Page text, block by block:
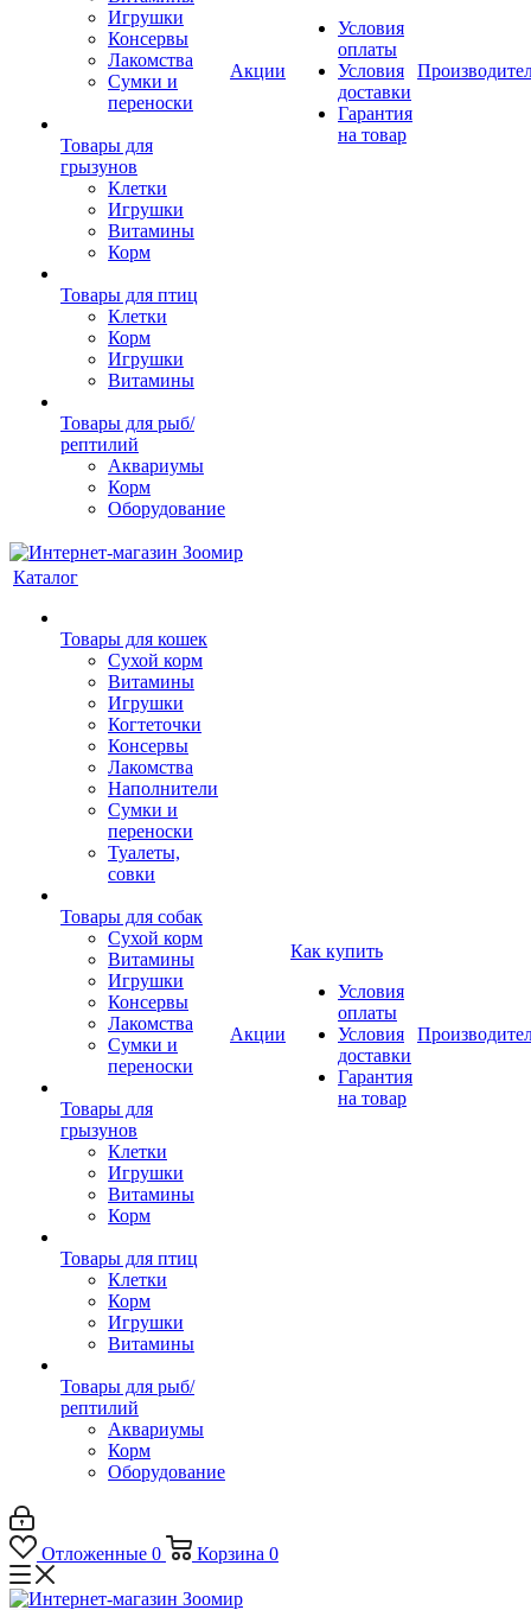
Игрушки
Консервы
Лакомства
Сумки и
переноски
Товары для
грызунов
Клетки
Игрушки
Витамины
Корм
Товары для птиц
Клетки
Корм
Игрушки
Витамины
Товары для рыб/
рептилий
Аквариумы
Корм
Оборудование
Акции
Условия
оплаты
Условия
доставки
Гарантия
на товар
Каталог
Товары для кошек
Cухой корм
Витамины
Игрушки
Когтеточки
Консервы
Лакомства
Наполнители
Сумки и
переноски
Туалеты,
совки
Товары для собак
Cухой корм
Витамины
Игрушки
Консервы
Лакомства
Сумки и
переноски
Товары для
грызунов
Клетки
Игрушки
Витамины
Корм
Товары для птиц
Клетки
Корм
Игрушки
Витамины
Товары для рыб/
рептилий
Аквариумы
Корм
Оборудование
Акции
Как купить
Условия
оплаты
Условия
доставки
Гарантия
на товар
Отложенные 0 Корзина 0